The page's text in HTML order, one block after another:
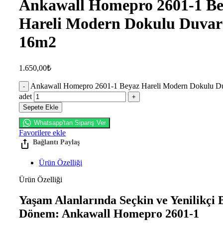
Ankawall Homepro 2601-1
Hareli Modern Dokulu Duvar
16m2
1.650,00₺
Ankawall Homepro 2601-1 Beyaz Hareli Modern Dokulu
adet
Sepete Ekle
Whatsapp'tan Sipariş Ver
Favorilere ekle
Ürün Özelliği
Ürün Özelliği
Yaşam Alanlarında Seçkin ve Yenilikçi
Dönem: Ankawall Homepro 2601-1